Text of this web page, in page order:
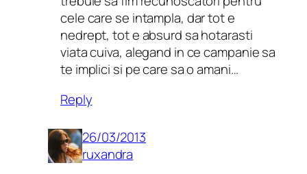
cele care se intampla, dar tot e
nedrept, tot e absurd sa hotarasti
viata cuiva, alegand in ce campanie sa
te implici si pe care sa o amani…
Reply
26/03/2013
ruxandra